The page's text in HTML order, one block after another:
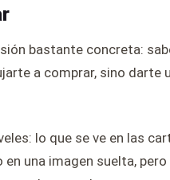
bastante concreta:
a comprar, sino darte
lo que se ve en las
una imagen suelta,